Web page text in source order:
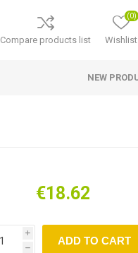
Compare products list Wishlist
(0)
NEW
€18.62
i
h
ADD TO CART